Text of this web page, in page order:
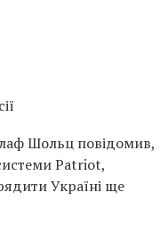
Шольц повідомив,
Patriot,
Україні ще